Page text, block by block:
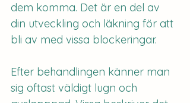
dem komma. Det är en del av
din utveckling och läkning för att
bli av med vissa blockeringar.
Efter behandlingen känner man
sig oftast väldigt lugn och